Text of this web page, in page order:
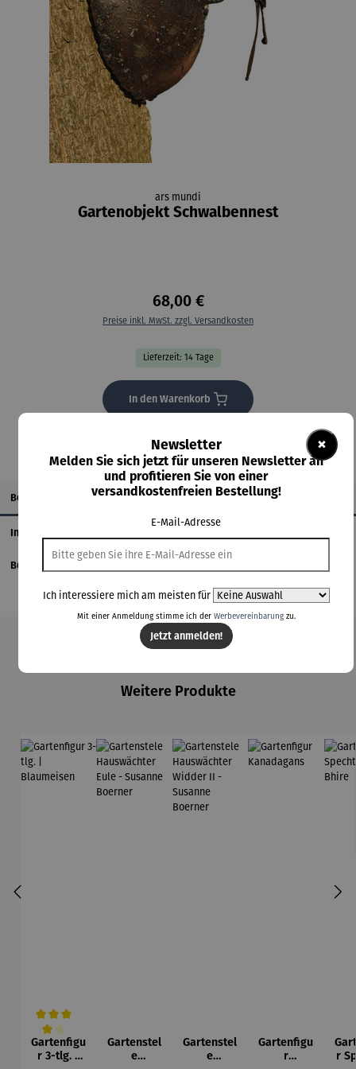
ars mundi
Gartenobjekt Schwalbennest
68,00 €
Preise inkl. MwSt. zzgl. Versandkosten
Lieferzeit: 14 Tage
In den Warenkorb
Beschreibung
Informationen zum Hersteller
Bewertungen
Weitere Produkte
Durchschnittliche Bewertung von 4 von 5 Sternen
Gartenfigu
r 3-tlg. |
Gartenstel
e
Gartenstel
e
Gartenfigu
r
r
×
Newsletter
Melden Sie sich jetzt für unseren Newsletter an
und profitieren Sie von einer
versandkostenfreien Bestellung!
E-Mail-Adresse
Ich interessiere mich am meisten für
Mit einer Anmeldung stimme ich der Werbevereinbarungzu.
Jetzt anmelden!